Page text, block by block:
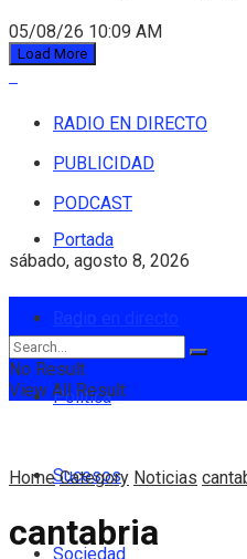
05/08/26 10:09 AM
Load More
RADIO EN DIRECTO
PUBLICIDAD
PODCAST
sábado, agosto 8, 2026
Portada
Política
Sucesos
Sociedad
No Result
View All Result
Home Category Noticias
cantabria